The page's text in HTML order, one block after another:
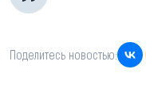
Поделитесь новостью: